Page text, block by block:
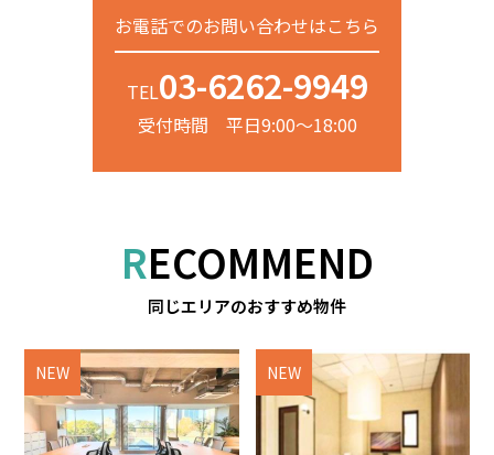
お電話でのお問い合わせはこちら
TEL03-6262-9949
受付時間 平日9:00～18:00
RECOMMEND
同じエリアのおすすめ物件
NEW NEW